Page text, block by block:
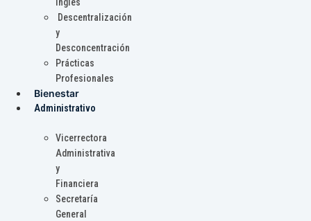
Inglés
Descentralización
y
Desconcentración
Prácticas
Profesionales
Bienestar
Administrativo
Vicerrectora
Administrativa
y
Financiera
Secretaría
General